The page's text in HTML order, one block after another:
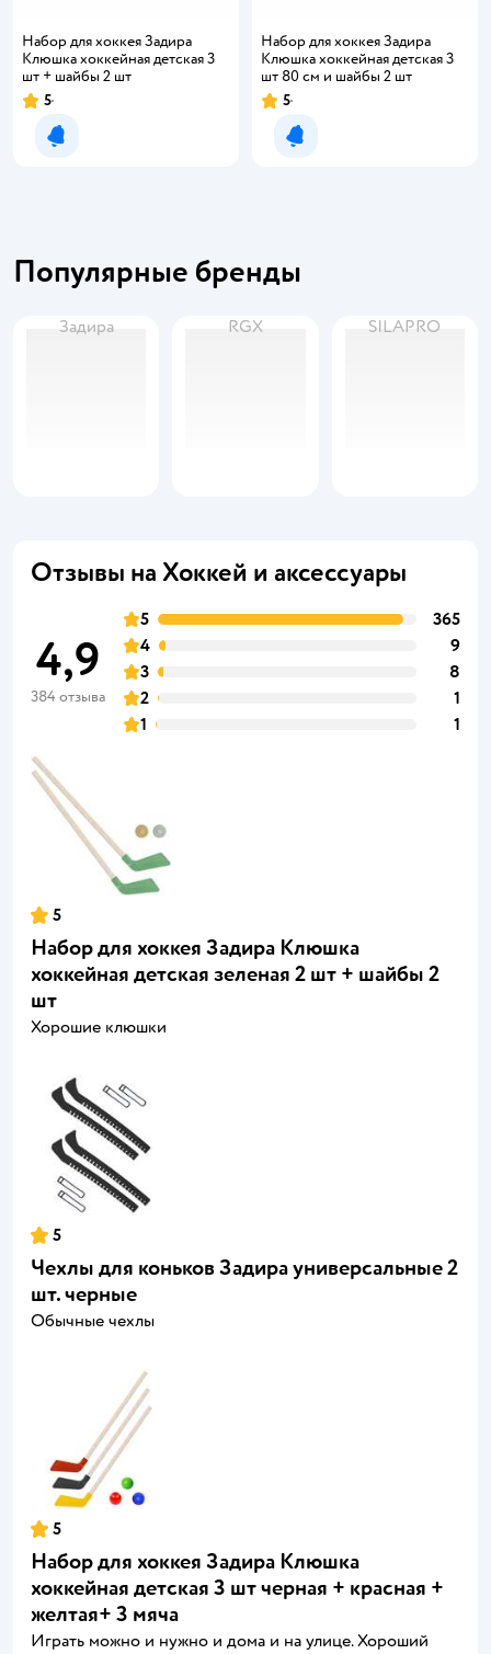
Набор для хоккея Задира
Клюшка хоккейная детская 3
шт + шайбы 2 шт
Рейтинг:
5
Уведомить о появлении
Набор для хоккея Задира
Клюшка хоккейная детская 3
шт 80 см и шайбы 2 шт
Рейтинг:
5
Уведомить о появлении
Популярные бренды
Задира RGX SILAPRO
Отзывы на Хоккей и аксессуары
4,9
384 отзыва
5
365
4
9
3
8
2
1
1
1
5
Набор для хоккея Задира Клюшка
хоккейная детская зеленая 2 шт + шайбы 2
шт
Хорошие клюшки
5
Чехлы для коньков Задира универсальные 2
шт. черные
Обычные чехлы
5
Набор для хоккея Задира Клюшка
хоккейная детская 3 шт черная + красная +
желтая+ 3 мяча
Играть можно и нужно и дома и на улице. Хороший